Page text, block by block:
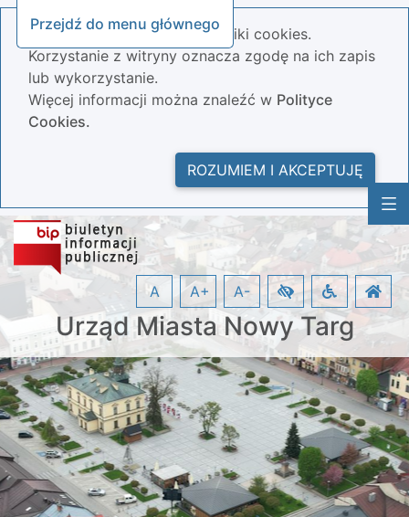
Przejdź do menu głównego
Nasza strona wykorzystuje pliki cookies.
Korzystanie z witryny oznacza zgodę na ich zapis
lub wykorzystanie.
Więcej informacji można znaleźć w Polityce
Cookies.
ROZUMIEM I AKCEPTUJĘ
Urząd Miasta Nowy Targ
A A+ A-